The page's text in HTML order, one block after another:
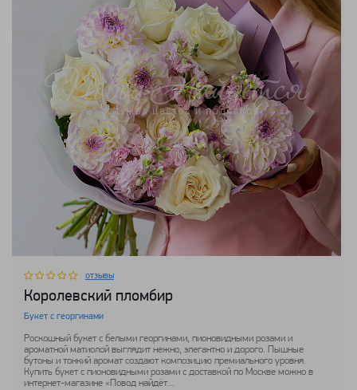
отзывы
Королевский пломбир
Букет с георгинами
Роскошный букет с белыми георгинами, пионовидными розами и
ароматной матиолой выглядит нежно, элегантно и дорого. Пышные
бутоны и тонкий аромат создают композицию премиального уровня.
Купить букет с пионовидными розами с доставкой по Москве можно в
интернет-магазине «Повод найдёт...